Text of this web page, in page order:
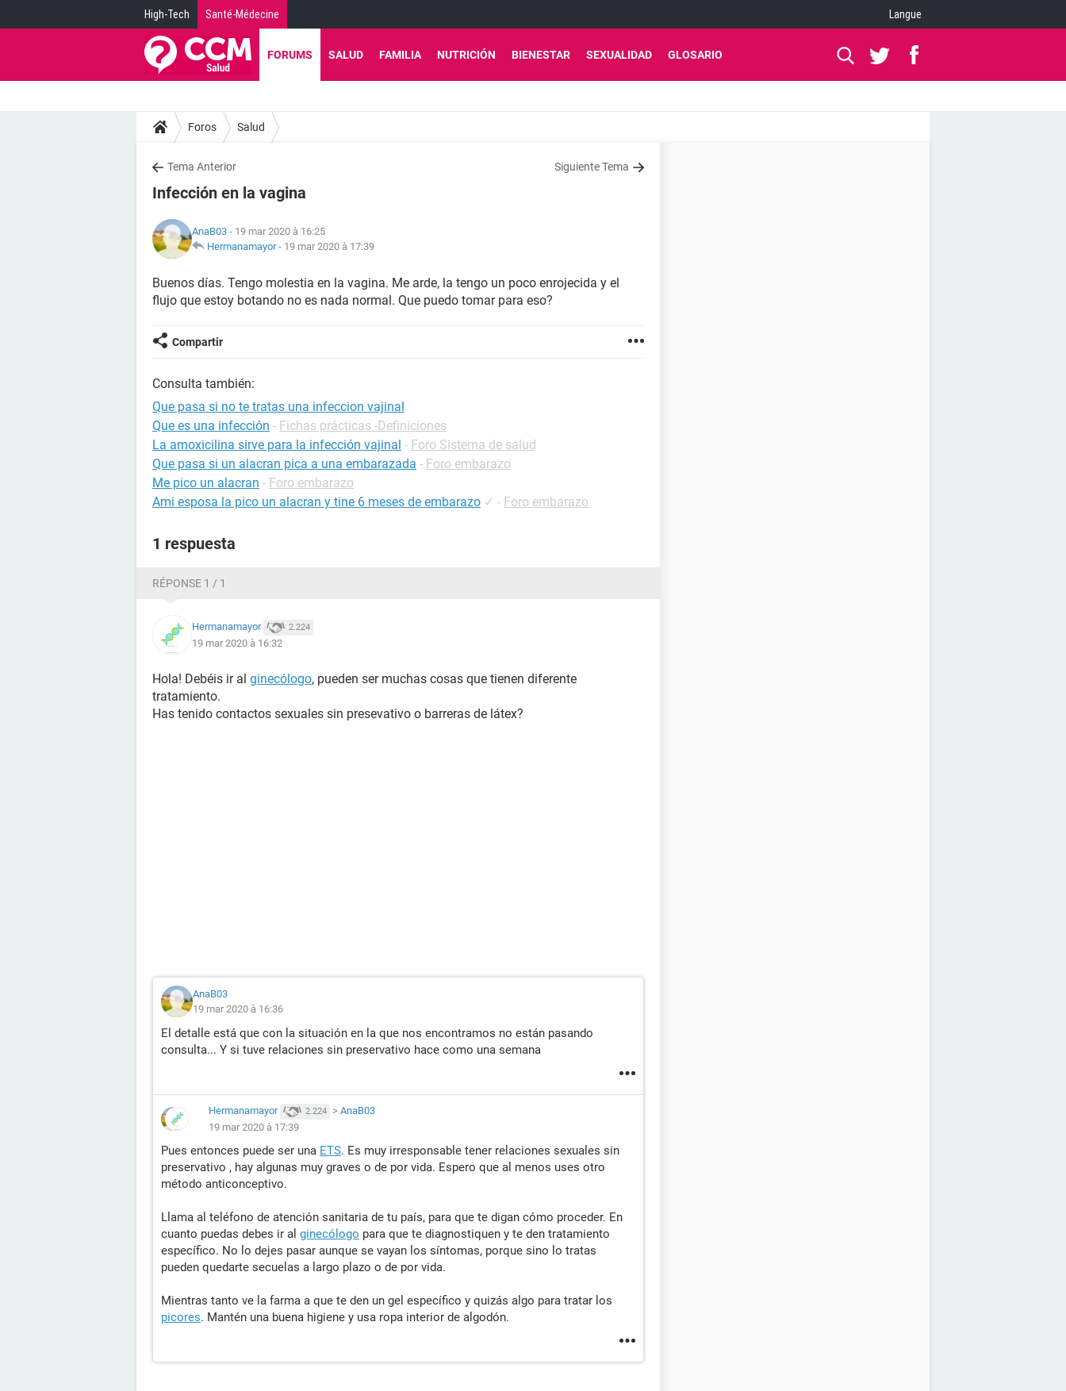
High-Tech Santé-Médecine Langue
FORUMS SALUD FAMILIA NUTRICIÓN BIENESTAR SEXUALIDAD GLOSARIO
Foros Salud
Tema Anterior Siguiente Tema
Infección en la vagina
AnaB03 - 19 mar 2020 à 16:25
Hermanamayor- 19 mar 2020 à 17:39
Buenos días. Tengo molestia en la vagina. Me arde, la tengo un poco enrojecida y el
flujo que estoy botando no es nada normal. Que puedo tomar para eso?
Compartir
Consulta también:
Que pasa si no te tratas una infeccion vajinal
Que es una infección - Fichas prácticas -Definiciones
La amoxicilina sirve para la infección vajinal - Foro Sistema de salud
Que pasa si un alacran pica a una embarazada - Foro embarazo
Me pico un alacran - Foro embarazo
Ami esposa la pico un alacran y tine 6 meses de embarazo ✓ - Foro embarazo
1 respuesta
RÉPONSE 1 / 1
Hermanamayor 2.224
19 mar 2020 à 16:32
Hola! Debéis ir al ginecólogo, pueden ser muchas cosas que tienen diferente
tratamiento.
Has tenido contactos sexuales sin presevativo o barreras de látex?
AnaB03
19 mar 2020 à 16:36
El detalle está que con la situación en la que nos encontramos no están pasando
consulta... Y si tuve relaciones sin preservativo hace como una semana
Hermanamayor 2.224 > AnaB03
19 mar 2020 à 17:39
Pues entonces puede ser una ETS. Es muy irresponsable tener relaciones sexuales sin
preservativo , hay algunas muy graves o de por vida. Espero que al menos uses otro
método anticonceptivo.
Llama al teléfono de atención sanitaria de tu país, para que te digan cómo proceder. En
cuanto puedas debes ir al ginecólogo para que te diagnostiquen y te den tratamiento
específico. No lo dejes pasar aunque se vayan los síntomas, porque sino lo tratas
pueden quedarte secuelas a largo plazo o de por vida.
Mientras tanto ve la farma a que te den un gel específico y quizás algo para tratar los
picores. Mantén una buena higiene y usa ropa interior de algodón.